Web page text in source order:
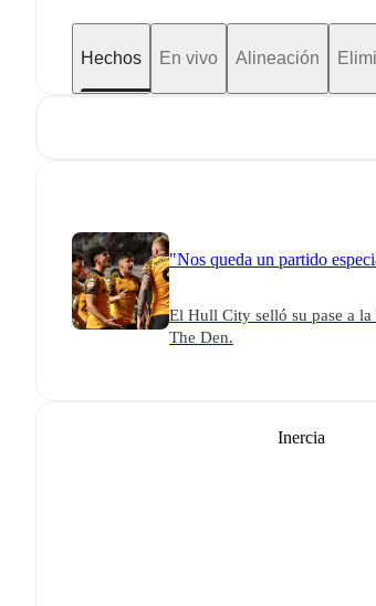
Hechos En vivo Alineación
"Nos queda un partido
El Hull City selló su pase a
The Den.
Inercia